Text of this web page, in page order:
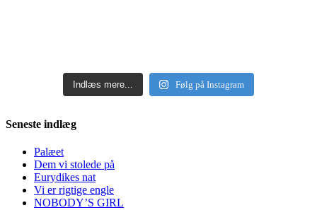
Indlæs mere... Følg på Instagram
Seneste indlæg
Palæet
Dem vi stolede på
Eurydikes nat
Vi er rigtige engle
NOBODY’S GIRL